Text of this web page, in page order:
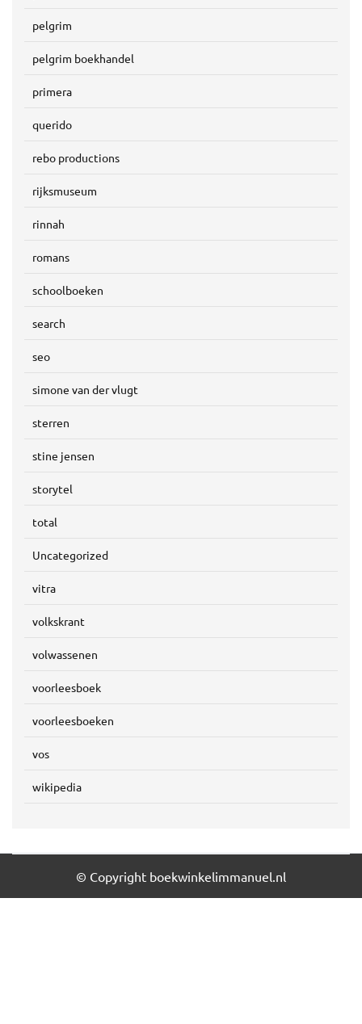
pelgrim
pelgrim boekhandel
primera
querido
rebo productions
rijksmuseum
rinnah
romans
schoolboeken
search
seo
simone van der vlugt
sterren
stine jensen
storytel
total
Uncategorized
vitra
volkskrant
volwassenen
voorleesboek
voorleesboeken
vos
wikipedia
© Copyright boekwinkelimmanuel.nl